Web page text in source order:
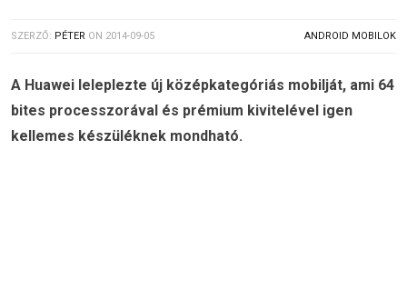
SZERZŐ: PÉTER ON 2014-09-05 ANDROID MOBILOK
A Huawei leleplezte új középkategóriás mobilját, ami 64
bites processzorával és prémium kivitelével igen
kellemes készüléknek mondható.